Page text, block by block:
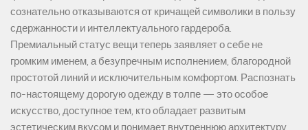
сознательно отказываются от кричащей символики в пользу
сдержанности и интеллектуального гардероба.
Премиальный статус вещи теперь заявляет о себе не
громким именем, а безупречным исполнением, благородной
простотой линий и исключительным комфортом. Распознать
по-настоящему дорогую одежду в толпе — это особое
искусство, доступное тем, кто обладает развитым
эстетическим вкусом и понимает внутреннюю архитектуру